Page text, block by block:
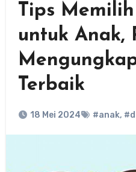
Tips
untuk Anak,
Terbaik
18 Mei 2024 #anak,